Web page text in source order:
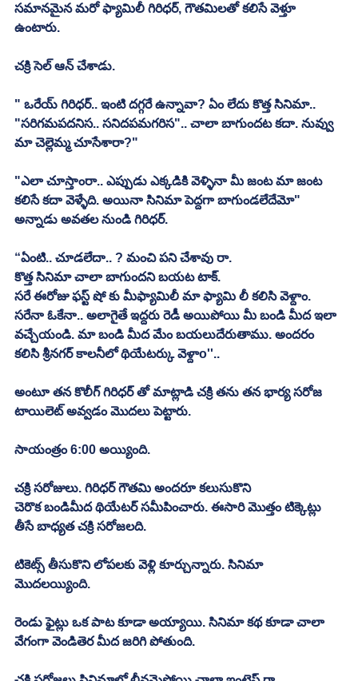
సమానమైన మరో ఫ్యామిలీ గిరిధర్, గౌతమిలతో కలిసే వెళ్తూ
ఉంటారు.
చక్రి సెల్ ఆన్ చేశాడు.
" ఒరేయ్ గిరిధర్.. ఇంటి దగ్గరే ఉన్నావా? ఏం లేదు కొత్త సినిమా..
"సరిగమపదనిస.. సనిదపమగరిస".. చాలా బాగుందట కదా. నువ్వు
మా చెల్లెమ్మ చూసేశారా?"
"ఎలా చూస్తాంరా.. ఎప్పుడు ఎక్కడికి వెళ్ళినా మీ జంట మా జంట
కలిసే కదా వెళ్ళేది. అయినా సినిమా పెద్దగా బాగుండలేదేమో"
అన్నాడు అవతల నుండి గిరిధర్.
“ఏంటి.. చూడలేదా.. ? మంచి పని చేశావు రా.
కొత్త సినిమా చాలా బాగుందని బయట టాక్.
సరే ఈరోజు ఫస్ట్ షో కు మీఫ్యామిలీ మా ఫ్యామి లీ కలిసి వెళ్దాం.
సరేనా ఓకేనా.. అలాగైతే ఇద్దరు రెడీ అయిపోయి మీ బండి మీద ఇలా
వచ్చేయండి. మా బండి మీద మేం బయలుదేరుతాము. అందరం
కలిసి శ్రీనగర్ కాలనీలో థియేటర్కు వెళ్దాo''..
అంటూ తన కొలీగ్ గిరిధర్ తో మాట్లాడి చక్రి తను తన భార్య సరోజ
టాయిలెట్ అవ్వడం మొదలు పెట్టారు.
సాయంత్రం 6:00 అయ్యింది.
చక్రి సరోజులు. గిరిధర్ గౌతమి అందరూ కలుసుకొని
చెరొక బండిమీద థియేటర్ సమీపించారు. ఈసారి మొత్తం టిక్కెట్లు
తీసే బాధ్యత చక్రి సరోజలది.
టికెట్స్ తీసుకొని లోపలకు వెళ్లి కూర్చున్నారు. సినిమా
మొదలయ్యింది.
రెండు ఫైట్లు ఒక పాట కూడా అయ్యాయి. సినిమా కథ కూడా చాలా
వేగంగా వెండితెర మీద జరిగి పోతుంది.